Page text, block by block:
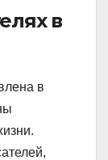
в
в